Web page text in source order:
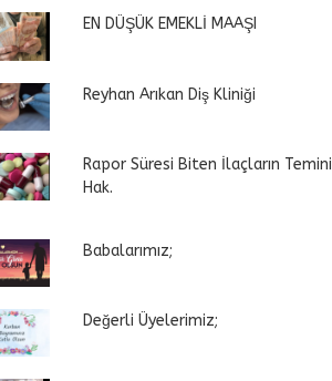
EN DÜŞÜK EMEKLİ MAAŞI
Reyhan Arıkan Diş Kliniği
Rapor Süresi Biten İlaçların Temini
Hak.
Babalarımız;
Değerli Üyelerimiz;